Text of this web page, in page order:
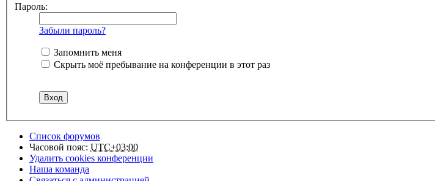
Пароль:
Забыли пароль?
Запомнить меня
Скрыть моё пребывание на конференции в этот раз
Список форумов
Часовой пояс: UTC+03:00
Удалить cookies конференции
Наша команда